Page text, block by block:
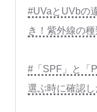
#UVaとUVbの
き！紫外線の
#「SPF」と「
選ぶ時に確認し